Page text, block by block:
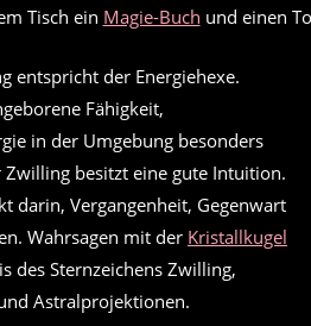
Tisch ein Magie-Buch und einen
entspricht der Energiehexe.
Fähigkeit,
in der Umgebung besonders
besitzt eine gute Intuition.
darin, Vergangenheit, Gegenwart
Wahrsagen mit der Kristallkugel
des Sternzeichens Zwilling,
Astralprojektionen.